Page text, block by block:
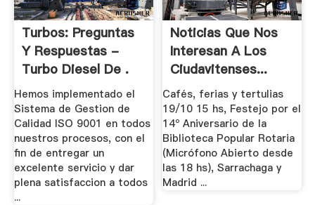
Turbos: Preguntas
Y Respuestas -
Turbo Diesel De .
Hemos implementado el
Sistema de Gestion de
Calidad ISO 9001 en todos
nuestros procesos, con el
fin de entregar un
excelente servicio y dar
plena satisfaccion a todos
...
Noticias Que Nos
Interesan A Los
Ciudavitenses...
Cafés, ferias y tertulias
19/10 15 hs, Festejo por el
14º Aniversario de la
Biblioteca Popular Rotaria
(Micrófono Abierto desde
las 18 hs), Sarrachaga y
Madrid ...